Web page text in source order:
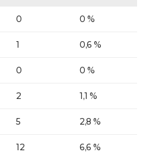
0 0 %
1 0,6 %
0 0 %
2 1,1 %
5 2,8 %
12 6,6 %